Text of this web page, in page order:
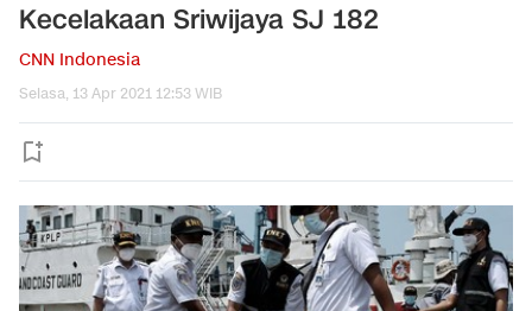
Kecelakaan Sriwijaya SJ 182
CNN Indonesia
Selasa, 13 Apr 2021 12:53 WIB